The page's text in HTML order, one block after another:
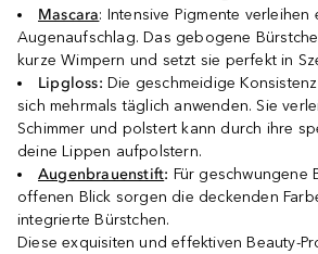
Mascara: Intensive Pigmente
Augenaufschlag. Das gebogene
kurze Wimpern und setzt sie perfekt in
Lipgloss: Die geschmeidige
sich mehrmals täglich anwenden. Sie
Schimmer und polstert kann durch ihre
deine Lippen aufpolstern.
Augenbrauenstift: Für geschwungene
offenen Blick sorgen die deckenden
integrierte Bürstchen.
Diese exquisiten und effektiven Beauty-